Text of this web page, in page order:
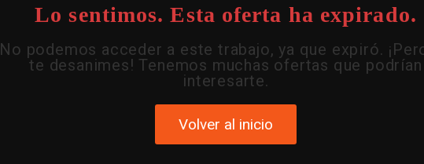
Lo sentimos. Esta oferta ha expirado.
No podemos acceder a este trabajo, ya que expiró.
te desanimes! Tenemos muchas ofertas que podrían
interesarte.
Volver al inicio